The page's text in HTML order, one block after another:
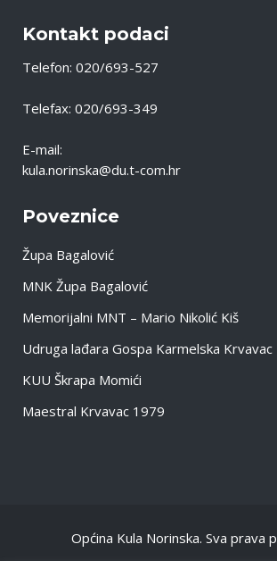
Kontakt podaci
Telefon: 020/693-527
Telefax: 020/693-349
E-mail:
kula.norinska@du.t-com.hr
Poveznice
Župa Bagalović
MNK Župa Bagalović
Memorijalni MNT – Mario Nikolić Kiš
Udruga lađara Gospa Karmelska Krvavac
KUU Škrapa Momići
Maestral Krvavac 1979
Općina Kula Norinska. Sva prava